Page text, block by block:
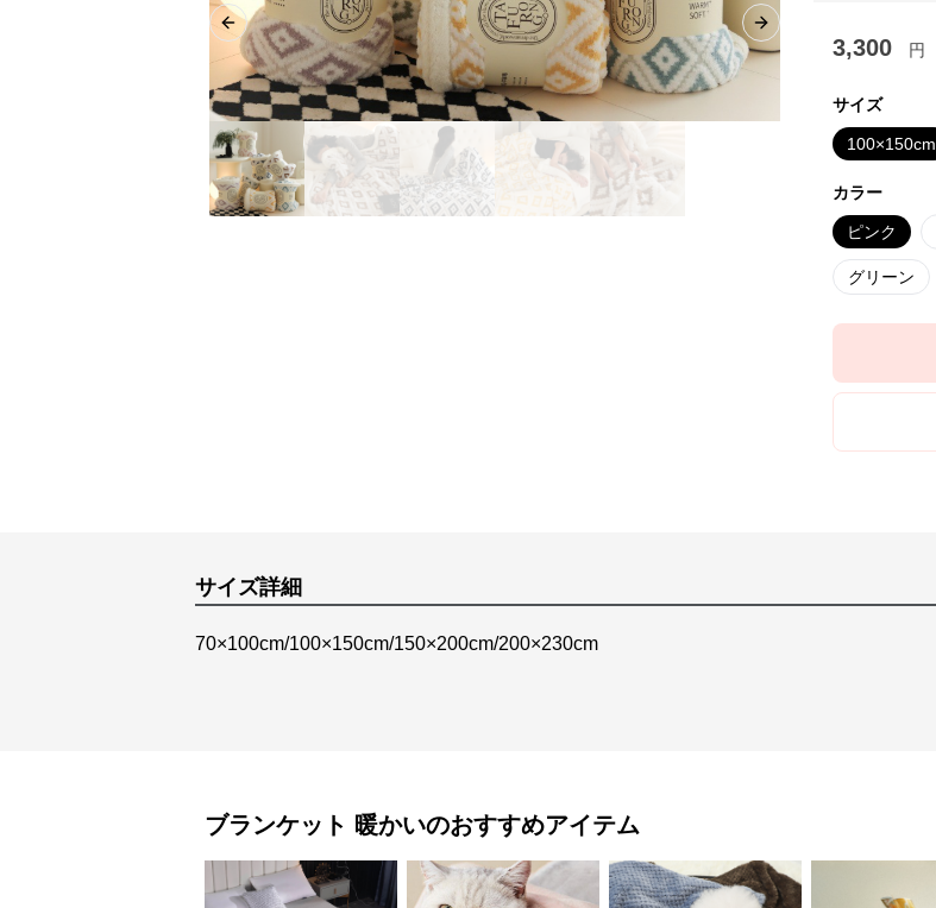
Previous slide Next slide
3,300 円
サイズ
100×150cm
カラー
ピンク
グリーン
サイズ詳細
70×100cm/100×150cm/150×200cm/200×230cm
ブランケット 暖かいのおすすめアイテム